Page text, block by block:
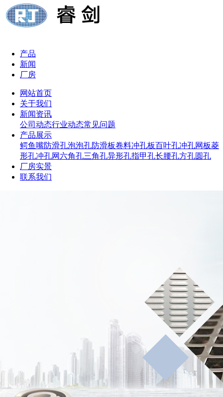
产品
新闻
厂房
网站首页
关于我们
新闻资讯
公司动态行业动态常见问题
产品展示
鳄鱼嘴防滑孔泡泡孔防滑板卷料冲孔板百叶孔冲孔网板菱
形孔冲孔网 六角孔三角孔异形孔指甲孔长腰孔方孔圆孔
厂房实景
联系我们